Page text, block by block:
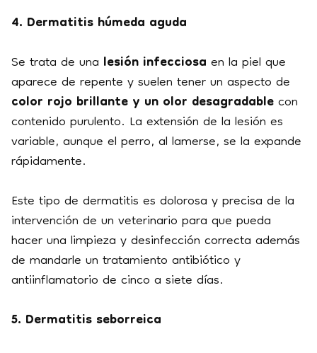
4. Dermatitis húmeda aguda
Se trata de unalesión infecciosaen la piel que
aparece de repente y suelen tener un aspecto de
color rojo brillante y un olor desagradablecon
contenido purulento. La extensión de la lesión es
variable, aunque el perro, al lamerse, se la expande
rápidamente.
Este tipo de dermatitis es dolorosa y precisa de la
intervención de un veterinario para que pueda
hacer una limpieza y desinfección correcta además
de mandarle un tratamiento antibiótico y
antiinflamatorio de cinco a siete días.
5. Dermatitis seborreica